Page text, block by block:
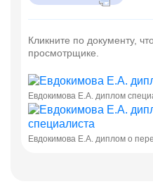
Кликните по документу,
просмотрщике.
Евдокимова Е.А. диплом
Евдокимова Е.А. диплом о